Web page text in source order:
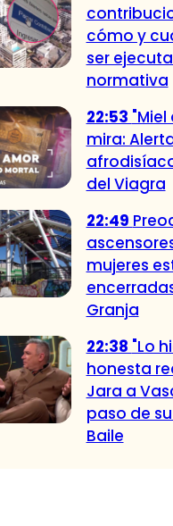
cómo y
ser
normativa
22:53
mira:
del Viagra
22:49
mujeres
Granja
22:38 "Lo
honesta
Jara a
paso de
Baile